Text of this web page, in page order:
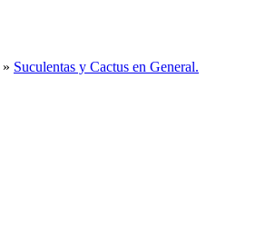
» Suculentas y Cactus en General.